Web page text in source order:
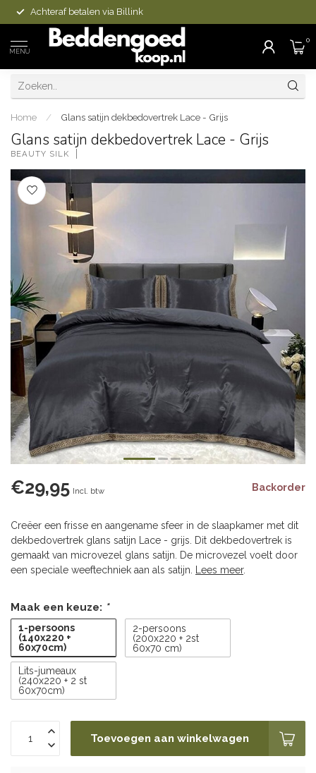
Achteraf betalen via Billink
MENU
0
Home / Glans satijn dekbedovertrek Lace - Grijs
Glans satijn dekbedovertrek Lace - Grijs
BEAUTY SILK
€29,95 Incl. btw Backorder
Creëer een frisse en aangename sfeer in de slaapkamer met dit
dekbedovertrek glans satijn Lace - grijs. Dit dekbedovertrek is
gemaakt van microvezel glans satijn. De microvezel voelt door
een speciale weeftechniek aan als satijn.
Lees meer.
Maak een keuze: *
1-persoons
(140x220 +
60x70cm)
2-persoons
(200x220 + 2st
60x70 cm)
Lits-jumeaux
(240x220 + 2 st
60x70cm)
Toevoegen aan winkelwagen